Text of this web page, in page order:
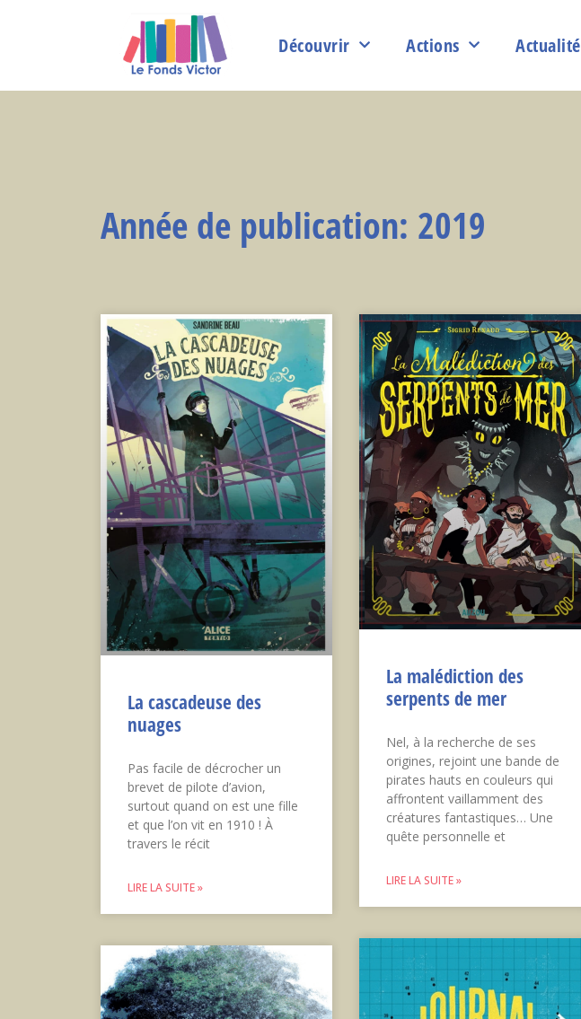
Découvrir Actions Actualité
Année de publication: 2019
La cascadeuse des
nuages
Pas facile de décrocher un
brevet de pilote d’avion,
surtout quand on est une fille
et que l’on vit en 1910 ! À
travers le récit
LIRE LA SUITE »
La malédiction des
serpents de mer
Nel, à la recherche de ses
origines, rejoint une bande de
pirates hauts en couleurs qui
affrontent vaillamment des
créatures fantastiques… Une
quête personnelle et
LIRE LA SUITE »